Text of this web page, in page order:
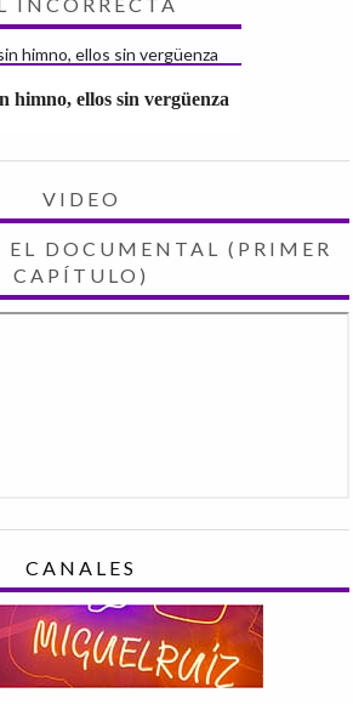
himno, ellos sin vergüenza
VIDEO
EL DOCUMENTAL (PRIMER
CAPÍTULO)
CANALES